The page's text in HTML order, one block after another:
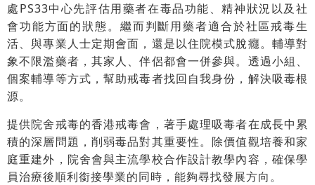
處PS33中心先評估用藥者在毒品功能、精神狀況以及社
會功能方面的狀態。繼而判斷用藥者適合於社區戒毒生
活、與專業人士定期會面，還是以住院模式脫癮。輔導對
象不限濫藥者，其家人、伴侶都會一併參與。透過小組、
個案輔導等方式，幫助戒毒者找回自我身份，解決吸毒根
源。
提供院舍戒毒的香港戒毒會，著手處理吸毒者在成長中累
積的深層問題，削弱毒品對其重要性。除價值觀培養和家
庭重建外，院舍會與主流學校合作設計教學內容，確保學
員治療後順利銜接學業的同時，能夠尋找發展方向。